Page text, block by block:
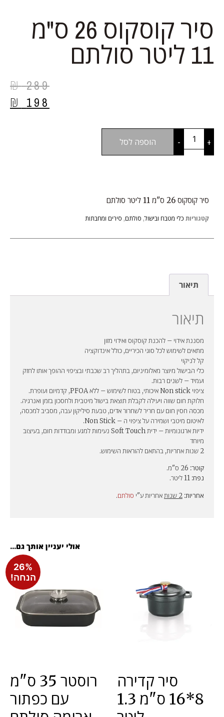
סיר קוסקוס 26 ס"מ
11 ליטר סולתם
289
₪
198
₪
+
- הוספה לסל
אולי יעניין אותך גם...
סיר קדירה
8*16 ס"מ 1.3
26%
הנחה!
רוסטר 35 ס"מ
עם כפתור
סיר קוסקוס 26 ס"מ 11 ליטר סולתם
קטגוריות כלי מטבח ובישול, סולתם, סירים ומחבתות
תיאור
תיאור
מסננת אידוי – להכנת קוסקוס ואידוי מזון
מתאים לשימוש לכל סוגי הכיריים, כולל אינדוקציה
קל לניקוי
כלי הבישול מיוצר מאלומיניום, בתהליך רב שכבתי ובציפוי ההופך אותו לחזק
ועמיד – לשנים רבות.
ציפוי Non stick איכותי, בטוח לשימוש – ללא PFOA, קדמיום ועופרת.
חלוקת חום שווה ויעילה לקבלת תוצאת בישול מיטבית ולחסכון בזמן ואנרגיה.
מכסה חסין חום עם חריר לשחרור אדים, טבעת סיליקון עבה, מסביב למכסה,
לאיטום מיטבי ושמירה על ציפוי ה – Non Stick.
ידיות ארגונומיות – ידית Soft Touch נעימות למגע ומבודדות חום, בעיצוב
מיוחד
2 שנות אחריות, בהתאם להוראות השימוש.
קוטר:
נפח:
אחריות: 2 שנות אחריות ע"י סולתם.